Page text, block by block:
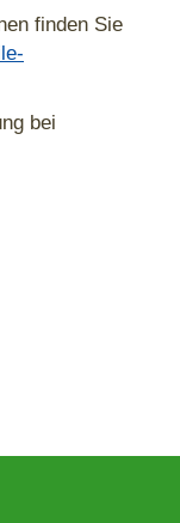
finden Sie
bei